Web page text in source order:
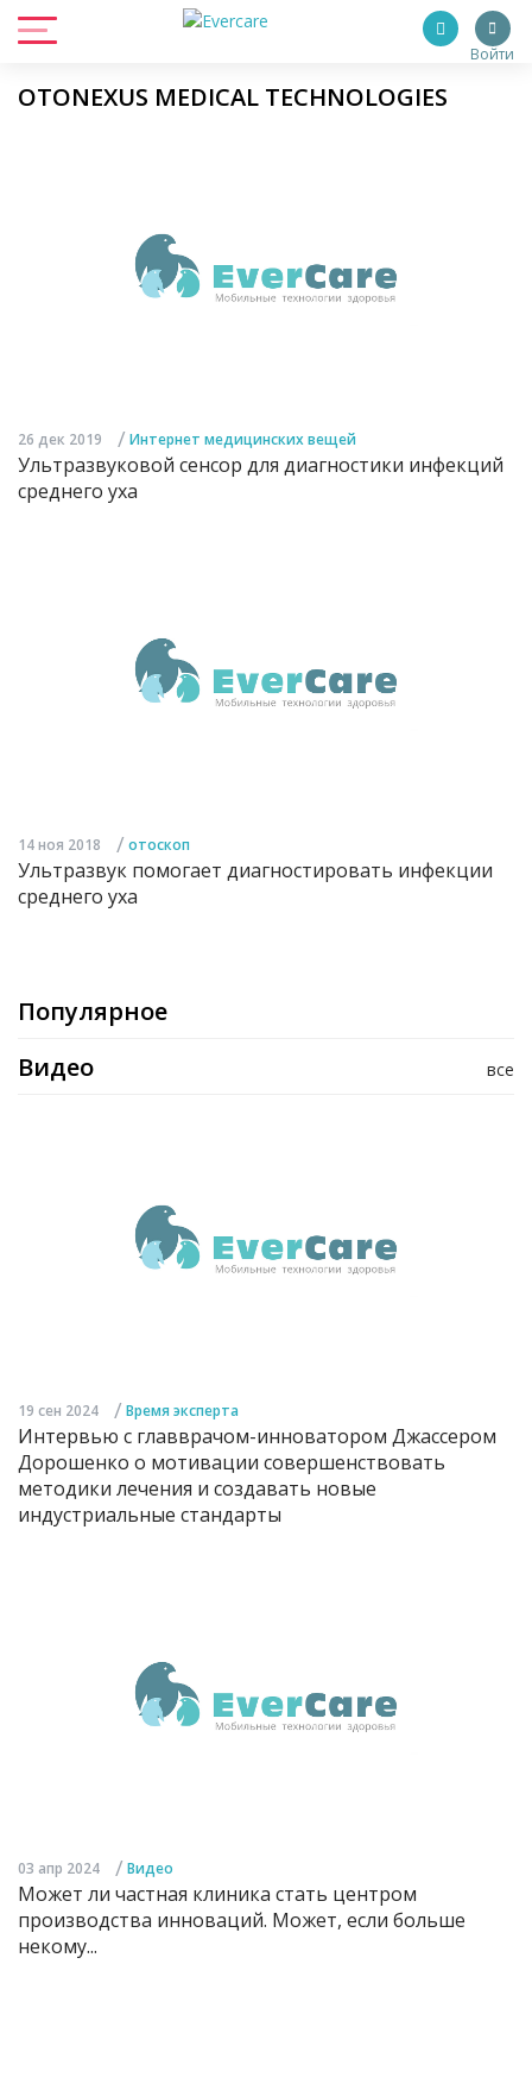
Войти
OTONEXUS MEDICAL TECHNOLOGIES
26 дек 2019 / Интернет медицинских вещей
Ультразвуковой сенсор для диагностики инфекций
среднего уха
14 ноя 2018 / отоскоп
Ультразвук помогает диагностировать инфекции
среднего уха
Популярное
все
Видео
19 сен 2024 / Время эксперта
Интервью с главврачом-инноватором Джассером
Дорошенко о мотивации совершенствовать
методики лечения и создавать новые
индустриальные стандарты
03 апр 2024 / Видео
Может ли частная клиника стать центром
производства инноваций. Может, если больше
некому...